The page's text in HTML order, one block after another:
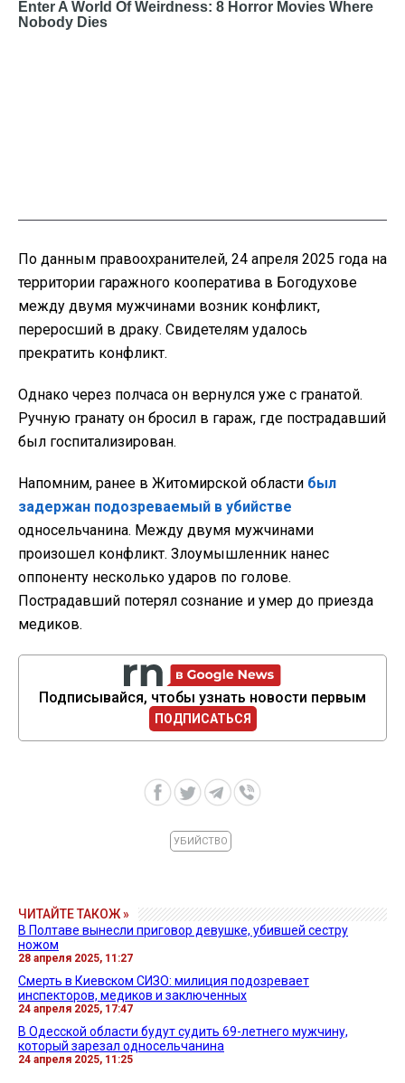
По данным правоохранителей, 24 апреля 2025 года на
территории гаражного кооператива в Богодухове
между двумя мужчинами возник конфликт,
переросший в драку. Свидетелям удалось
прекратить конфликт.
Однако через полчаса он вернулся уже с гранатой.
Ручную гранату он бросил в гараж, где пострадавший
был госпитализирован.
Напомним, ранее в Житомирской области был
задержан подозреваемый в убийстве
односельчанина. Между двумя мужчинами
произошел конфликт. Злоумышленник нанес
оппоненту несколько ударов по голове.
Пострадавший потерял сознание и умер до приезда
медиков.
Подписывайся, чтобы узнать новости первым
ПОДПИСАТЬСЯ
УБИЙСТВО
ЧИТАЙТЕ ТАКОЖ »
В Полтаве вынесли приговор девушке, убившей сестру
ножом
28 апреля 2025, 11:27
Смерть в Киевском СИЗО: милиция подозревает
инспекторов, медиков и заключенных
24 апреля 2025, 17:47
В Одесской области будут судить 69-летнего мужчину,
который зарезал односельчанина
24 апреля 2025, 11:25